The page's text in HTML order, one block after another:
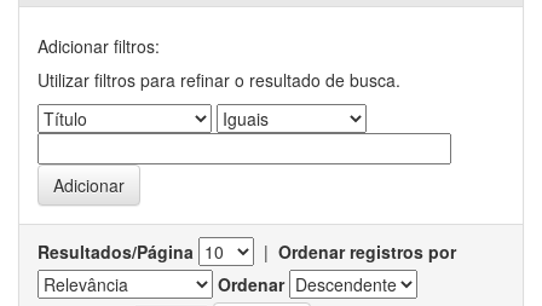
Adicionar filtros:
Utilizar filtros para refinar o resultado de busca.
Resultados/Página | Ordenar registros por
Ordenar